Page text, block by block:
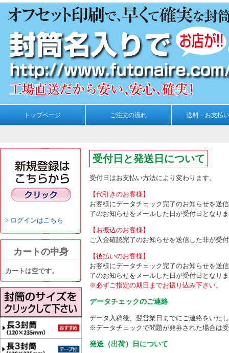
トップページ ご注文の流れ 送料・お支払
ログインはこちら
カートの中身
カートは空です。
受付日と発送日について
受付日はお支払い方法により変わります。
【代引きのお客様】
お客様にデータチェック完了のお知らせを送
了のお知らせをメールした日が受付日となり
【お振込のお客様】
ご入金確認完了のお知らせを送信した非が受
【後払いのお客様】
お客様にデータチェック完了のお知らせを送
了のお知らせをメールした日が受付日となり
※必ずご指定の期日までお振り込み下さい。
データチェックのご連絡
データ入稿後、翌営業日までにご連絡をいた
※データチェックで問題が発券された場合は
発送（出荷）日について